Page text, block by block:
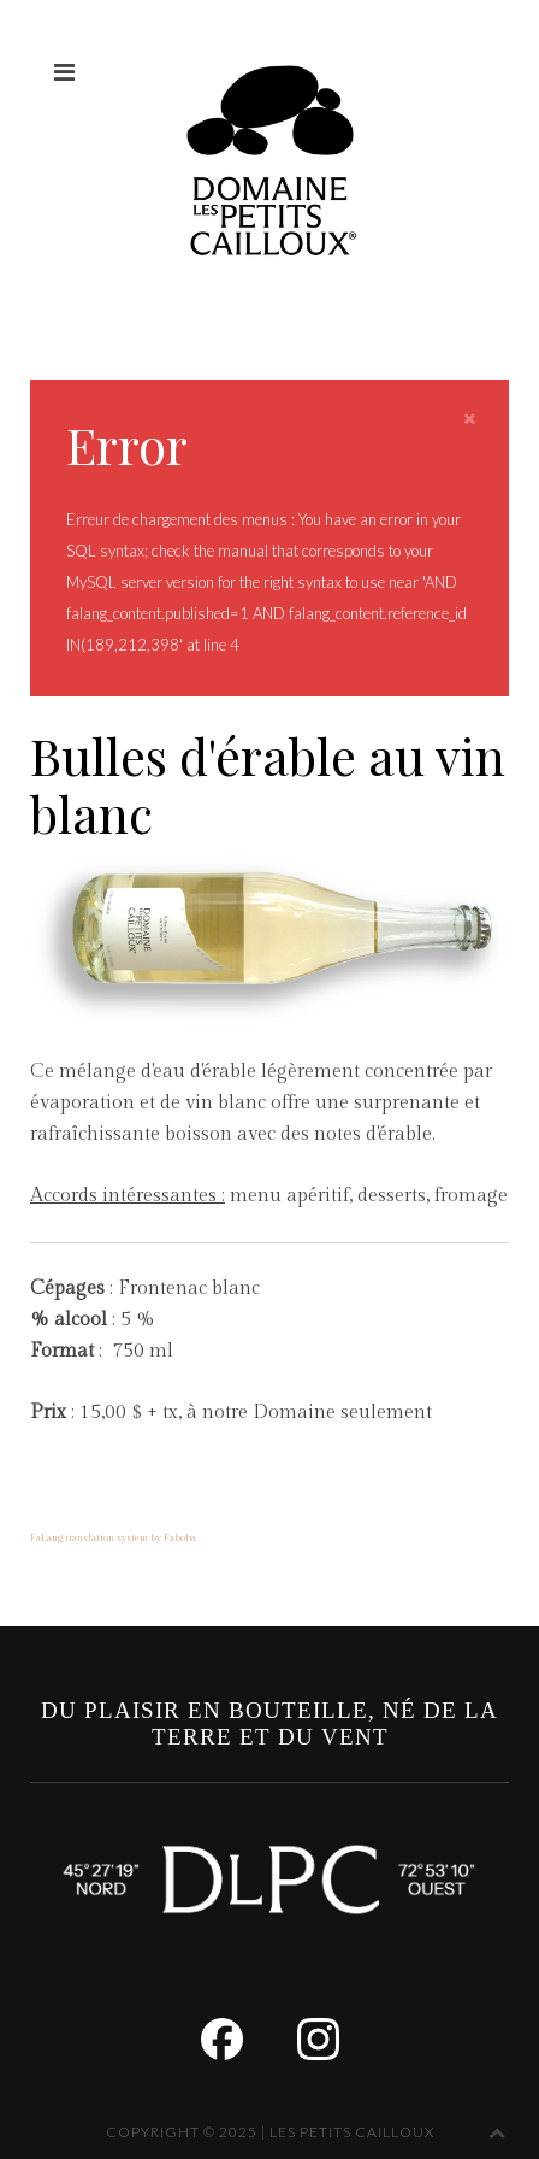
Error
Erreur de chargement des menus : You have an error in your
SQL syntax; check the manual that corresponds to your
MySQL server version for the right syntax to use near 'AND
falang_content.published=1 AND falang_content.reference_id
IN(189,212,398' at line 4
Bulles d'érable au vin
blanc
Ce mélange d'eau d'érable légèrement concentrée par
évaporation et de vin blanc offre une surprenante et
rafraîchissante boisson avec des notes d'érable.
Accords intéressantes : menu apéritif, desserts, fromage
Cépages : Frontenac blanc
% alcool : 5 %
Format: 750 ml
Prix: 15,00 $ + tx, à notre Domaine seulement
FaLang translation system by Faboba
DU PLAISIR EN BOUTEILLE, NÉ DE LA
TERRE ET DU VENT
COPYRIGHT © 2025 | LES PETITS CAILLOUX